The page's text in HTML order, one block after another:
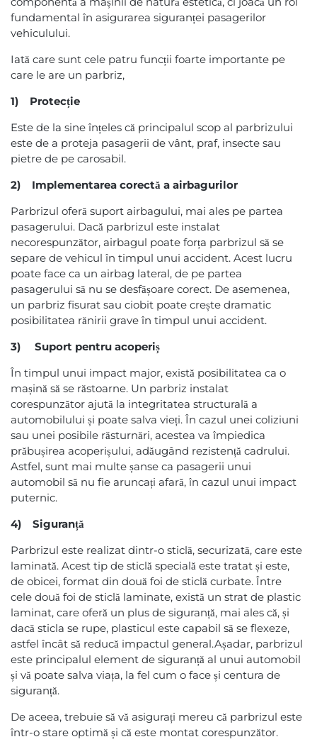
fundamental în asigurarea siguranței pasagerilor
vehiculului.
Iată care sunt cele patru funcții foarte importante pe
care le are un parbriz,
1) Protecție
Este de la sine înțeles că principalul scop al parbrizului
este de a proteja pasagerii de vânt, praf, insecte sau
pietre de pe carosabil.
2) Implementarea corectă a airbagurilor
Parbrizul oferă suport airbagului, mai ales pe partea
pasagerului. Dacă parbrizul este instalat
necorespunzător, airbagul poate forța parbrizul să se
separe de vehicul în timpul unui accident. Acest lucru
poate face ca un airbag lateral, de pe partea
pasagerului să nu se desfășoare corect. De asemenea,
un parbriz fisurat sau ciobit poate crește dramatic
posibilitatea rănirii grave în timpul unui accident.
3) Suport pentru acoperiș
În timpul unui impact major, există posibilitatea ca o
mașină să se răstoarne. Un parbriz instalat
corespunzător ajută la integritatea structurală a
automobilului și poate salva vieți. În cazul unei coliziuni
sau unei posibile răsturnări, acestea va împiedica
prăbușirea acoperișului, adăugând rezistență cadrului.
Astfel, sunt mai multe șanse ca pasagerii unui
automobil să nu fie aruncați afară, în cazul unui impact
puternic.
4) Siguranță
Parbrizul este realizat dintr-o sticlă, securizată, care este
laminată. Acest tip de sticlă specială este tratat și este,
de obicei, format din două foi de sticlă curbate. Între
cele două foi de sticlă laminate, există un strat de plastic
laminat, care oferă un plus de siguranță, mai ales că, și
dacă sticla se rupe, plasticul este capabil să se flexeze,
astfel încât să reducă impactul general.Așadar, parbrizul
este principalul element de siguranță al unui automobil
și vă poate salva viața, la fel cum o face și centura de
siguranță.
De aceea, trebuie să vă asigurați mereu că parbrizul este
într-o stare optimă și că este montat corespunzător.